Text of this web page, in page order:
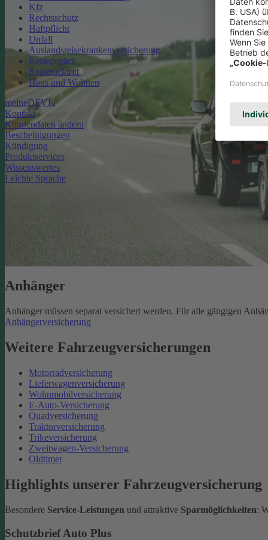
Kfz
Rechtsschutz
Haftpflicht
Unfall
Auslandsreisekrankenversicherung
Reisegepäck
Reiserücktritt
Haus und Wohnen
meineDEVK
Kontakt
Kundendaten ändern
Bescheinigungen
Kündigung
Produktservices
Wissenswertes
Leichte Sprache
Anhänger
Anhänger müssen separat versichert werden. Für alle gängigen
Anhängerversicherung
Weitere Fahrzeugversicherungen
Motorradversicherung
Lieferwagenversicherung
Wohnmobilversicherung
E-Auto-Versicherung
Quadversicherung
Traktorversicherung
Trikeversicherung
Zweitwagen-Versicherung
Oldtimer
Highlights unserer Fahrzeugversicherung
Besondere Service-Leistungen und attraktive Sparmöglichkeiten:
Schutzbrief Auto Plus